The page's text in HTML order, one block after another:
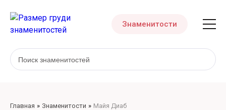
Знаменитости
Главная Знаменитости Майя Диаб